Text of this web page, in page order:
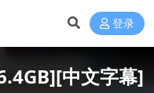
登录
中文字幕]